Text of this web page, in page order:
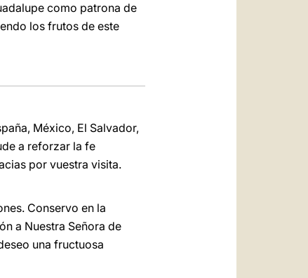
como patrona de
los frutos de este
México, El Salvador,
a reforzar la fe
por vuestra visita.
Conservo en la
a Nuestra Señora de
una fructuosa